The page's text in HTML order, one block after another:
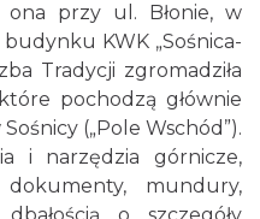
ona przy ul. Błonie, w
KWK „Sośnica-
Tradycji zgromadziła
pochodzą głównie
(„Pole Wschód”).
i narzędzia górnicze,
mundury,